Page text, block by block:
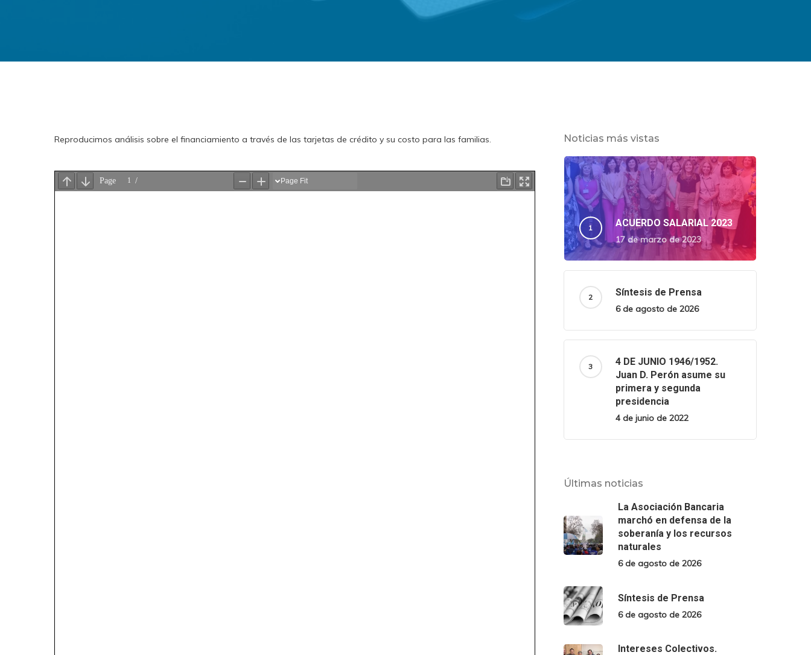
Reproducimos análisis sobre el financiamiento a través de las tarjetas de crédito y su costo para las familias. Noticias más vistas
ACUERDO SALARIAL 2023
17 de marzo de 2023
Síntesis de Prensa
6 de agosto de 2026
4 DE JUNIO 1946/1952.
Juan D. Perón asume su
primera y segunda
presidencia
4 de junio de 2022
Últimas noticias
La Asociación Bancaria
marchó en defensa de la
soberanía y los recursos
naturales
6 de agosto de 2026
Síntesis de Prensa
6 de agosto de 2026
Intereses Colectivos.